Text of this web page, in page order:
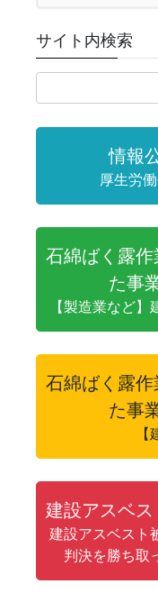
サイト内検索
情報
厚生労
石綿ばく露
た事
【製造業など
石綿ばく露
た事
【
建設アスベ
建設アスベスト
判決を勝ち取